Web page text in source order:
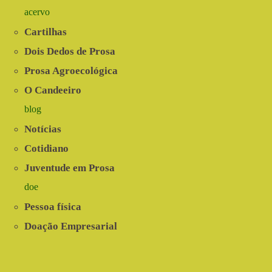
acervo
Cartilhas
Dois Dedos de Prosa
Prosa Agroecológica
O Candeeiro
blog
Notícias
Cotidiano
Juventude em Prosa
doe
Pessoa física
Doação Empresarial